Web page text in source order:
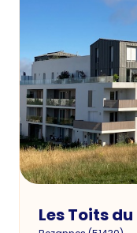
Les Toits